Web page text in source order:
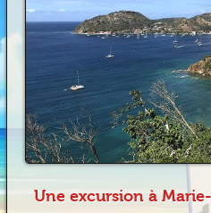
Une excursion à